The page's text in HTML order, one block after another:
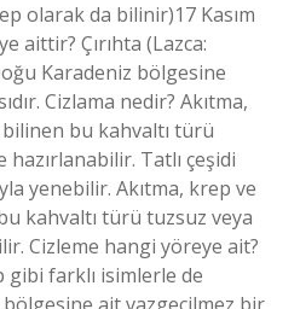
olarak da bilinir)17 Kasım
aittir? Çırıhta (Lazca:
Karadeniz bölgesine
Cizlama nedir? Akıtma,
bu kahvaltı türü
Tatlı çeşidi
yenebilir. Akıtma, krep ve
kahvaltı türü tuzsuz veya
Cizleme hangi yöreye ait?
gibi farklı isimlerle de